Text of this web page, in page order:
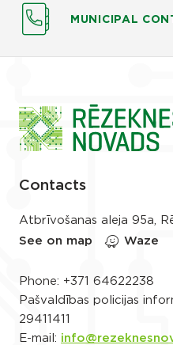
MUNICIPAL
Contacts
Atbrīvošanas aleja 95a,
See on map
Waze
Phone: +371 64622238
Pašvaldības policijas
29411411
E-mail: